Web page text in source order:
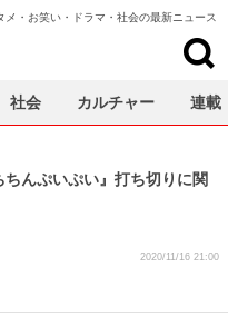
メ・お笑い・ドラマ・社会の最新ニュース
んぷいぷい』打ち切りに関
2020/11/16 21:00
社会 カルチャー 連載